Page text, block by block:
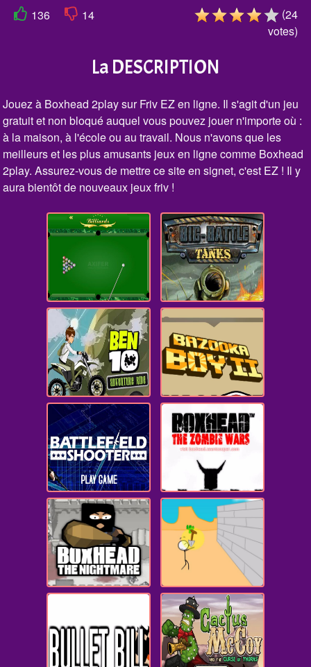
136 14 (24
votes)
La DESCRIPTION
Jouez à Boxhead 2play sur Friv EZ en ligne. Il s'agit d'un jeu
gratuit et non bloqué auquel vous pouvez jouer n'importe où :
à la maison, à l'école ou au travail. Nous n'avons que les
meilleurs et les plus amusants jeux en ligne comme Boxhead
2play. Assurez-vous de mettre ce site en signet, c'est EZ ! Il y
aura bientôt de nouveaux jeux friv !